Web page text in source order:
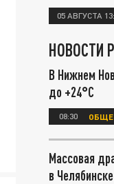
05 АВГУСТА
НОВОСТИ
В Нижнем
до +24°С
08:30
Массовая
в